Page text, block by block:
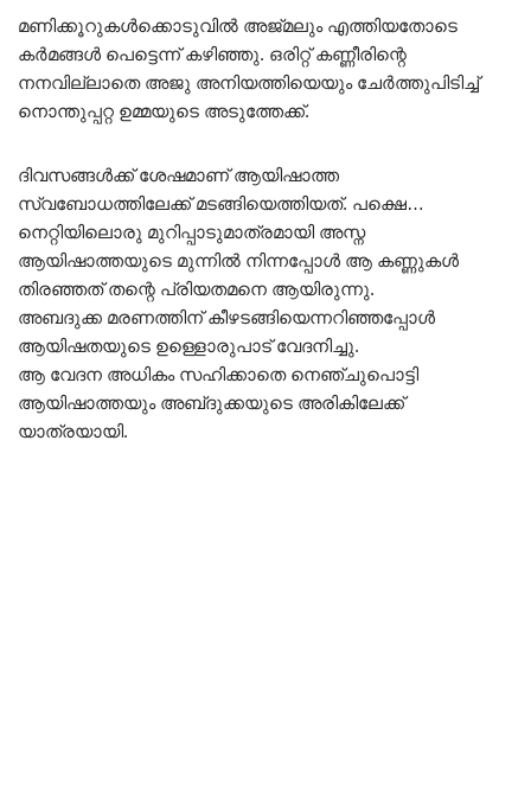
മണിക്കൂറുകൾക്കൊടുവിൽ അജ്മലും എത്തിയതോടെ
കർമങ്ങൾ പെട്ടെന്ന് കഴിഞ്ഞു. ഒരിറ്റ് കണ്ണീരിന്റെ
നനവില്ലാതെ അജു അനിയത്തിയെയും ചേർത്തുപിടിച്ച്
നൊന്തുപ്പറ്റ ഉമ്മയുടെ അടുത്തേക്ക്.
ദിവസങ്ങൾക്ക് ശേഷമാണ് ആയിഷാത്ത
സ്വബോധത്തിലേക്ക് മടങ്ങിയെത്തിയത്. പക്ഷെ…
നെറ്റിയിലൊരു മുറിപ്പാടുമാത്രമായി അസ്ന
ആയിഷാത്തയുടെ മുന്നിൽ നിന്നപ്പോൾ ആ കണ്ണുകൾ
തിരഞ്ഞത് തന്റെ പ്രിയതമനെ ആയിരുന്നു.
അബദുക്ക മരണത്തിന് കീഴടങ്ങിയെന്നറിഞ്ഞപ്പോൾ
ആയിഷതയുടെ ഉള്ളൊരുപാട് വേദനിച്ചു.
ആ വേദന അധികം സഹിക്കാതെ നെഞ്ചുപൊട്ടി
ആയിഷാത്തയും അബ്‌ദുക്കയുടെ അരികിലേക്ക്
യാത്രയായി.